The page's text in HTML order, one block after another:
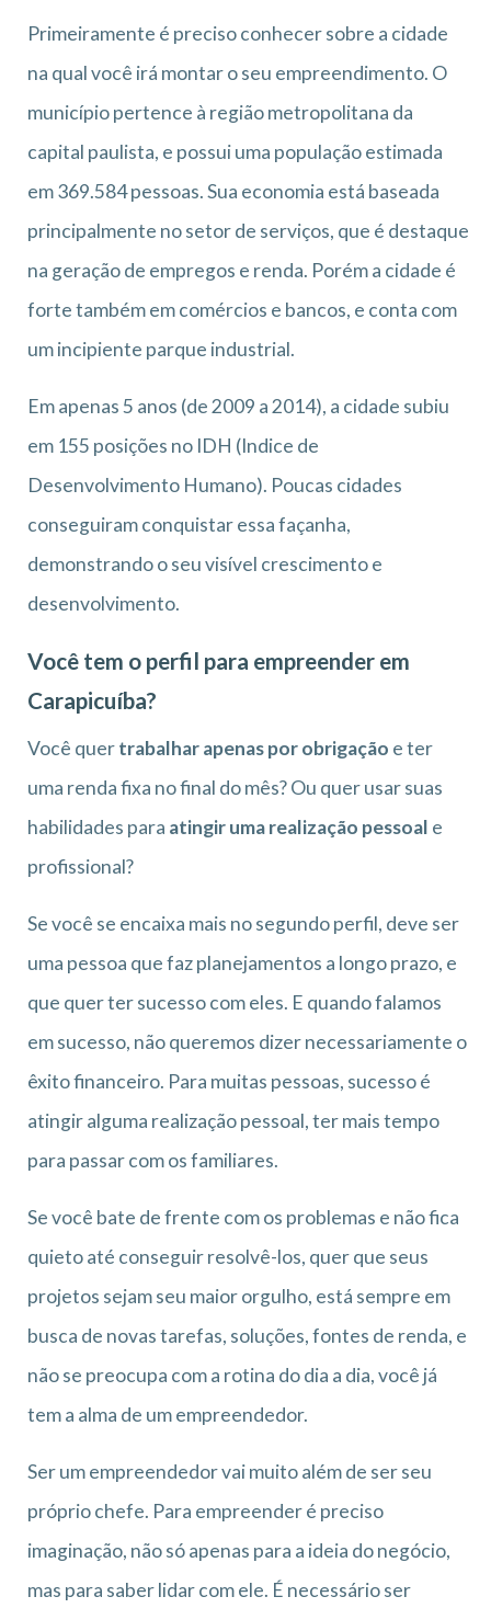
Primeiramente é preciso conhecer sobre a cidade
na qual você irá montar o seu empreendimento. O
município pertence à região metropolitana da
capital paulista, e possui uma população estimada
em 369.584 pessoas. Sua economia está baseada
principalmente no setor de serviços, que é destaque
na geração de empregos e renda. Porém a cidade é
forte também em comércios e bancos, e conta com
um incipiente parque industrial.
Em apenas 5 anos (de 2009 a 2014), a cidade subiu
em 155 posições no IDH (Indice de
Desenvolvimento Humano). Poucas cidades
conseguiram conquistar essa façanha,
demonstrando o seu visível crescimento e
desenvolvimento.
Você tem o perfil para empreender em
Carapicuíba?
Você quertrabalhar apenas por obrigação e ter
uma renda fixa no final do mês? Ou quer usar suas
habilidades para atingir uma realização pessoal e
profissional?
Se você se encaixa mais no segundo perfil, deve ser
uma pessoa que faz planejamentos a longo prazo, e
que quer ter sucesso com eles. E quando falamos
em sucesso, não queremos dizer necessariamente o
êxito financeiro. Para muitas pessoas, sucesso é
atingir alguma realização pessoal, ter mais tempo
para passar com os familiares.
Se você bate de frente com os problemas e não fica
quieto até conseguir resolvê-los, quer que seus
projetos sejam seu maior orgulho, está sempre em
busca de novas tarefas, soluções, fontes de renda, e
não se preocupa com a rotina do dia a dia, você já
tem a alma de um empreendedor.
Ser um empreendedor vai muito além de ser seu
próprio chefe. Para empreender é preciso
imaginação, não só apenas para a ideia do negócio,
mas para saber lidar com ele. É necessário ser